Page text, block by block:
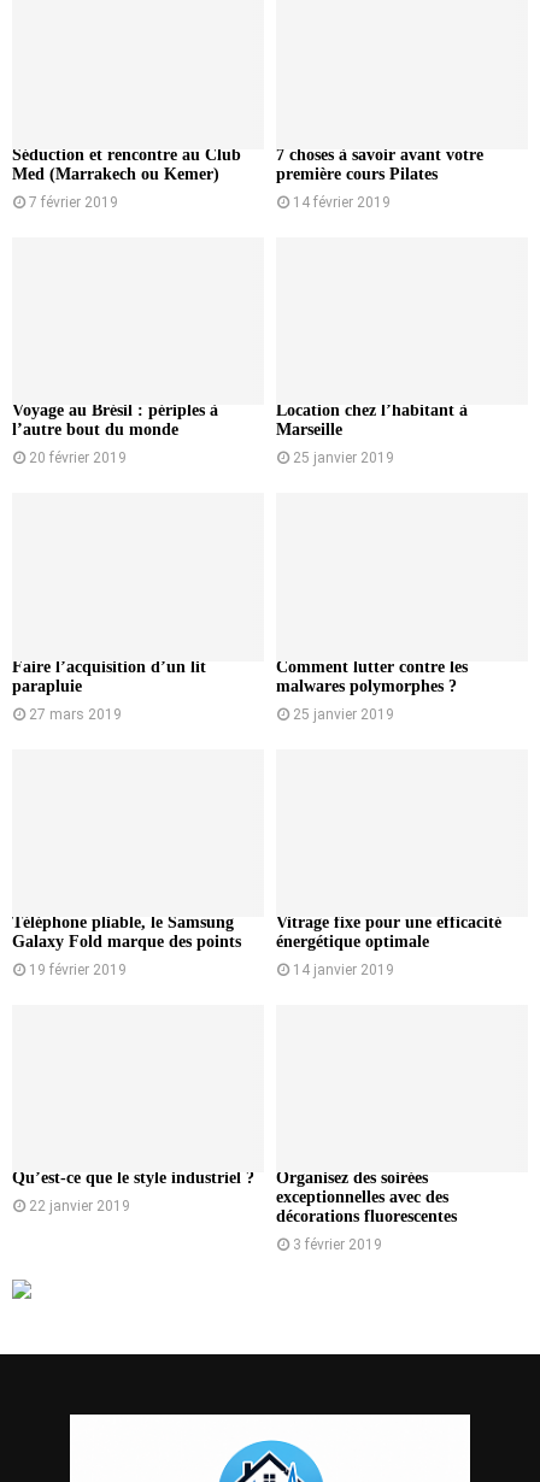
Séduction et rencontre au Club
Med (Marrakech ou Kemer)
7 février 2019
7 choses à savoir avant votre
première cours Pilates
14 février 2019
Voyage au Brésil : périples à
l’autre bout du monde
20 février 2019
Location chez l’habitant à
Marseille
25 janvier 2019
Faire l’acquisition d’un lit
parapluie
27 mars 2019
Comment lutter contre les
malwares polymorphes ?
25 janvier 2019
Téléphone pliable, le Samsung
Galaxy Fold marque des points
19 février 2019
Vitrage fixe pour une efficacité
énergétique optimale
14 janvier 2019
Qu’est-ce que le style industriel ?
22 janvier 2019
Organisez des soirées
exceptionnelles avec des
décorations fluorescentes
3 février 2019